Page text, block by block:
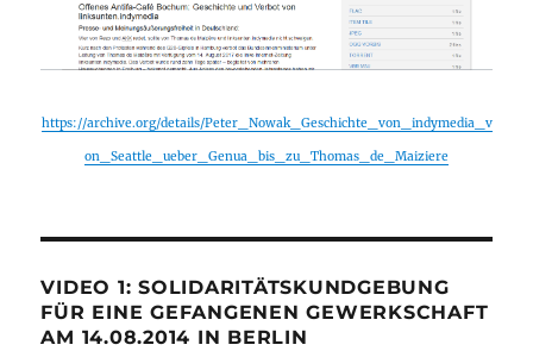
https://archive.org/details/Peter_Nowak_Geschichte_von_indymedia_v
on_Seattle_ueber_Genua_bis_zu_Thomas_de_Maiziere
VIDEO 1: SOLIDARITÄTSKUNDGEBUNG
FÜR EINE GEFANGENEN GEWERKSCHAFT
AM 14.08.2014 IN BERLIN